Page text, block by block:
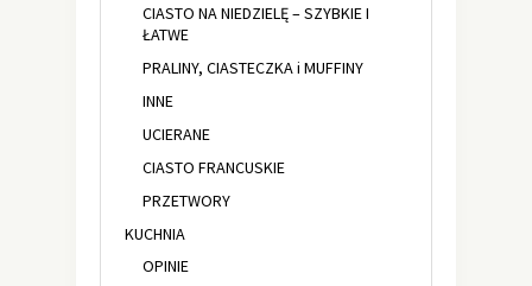
CIASTO NA NIEDZIELĘ – SZYBKIE I
ŁATWE
PRALINY, CIASTECZKA i MUFFINY
INNE
UCIERANE
CIASTO FRANCUSKIE
PRZETWORY
KUCHNIA
OPINIE